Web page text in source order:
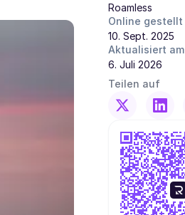
Roamless
Online gestellt
10. Sept. 2025
Aktualisiert am
6. Juli 2026
Teilen auf